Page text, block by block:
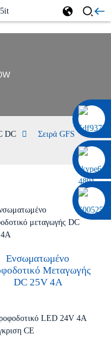
13322920697
DC
Σειρά GFS
Ενσωματωμένο
Μεταγωγής
DC 25V 4A